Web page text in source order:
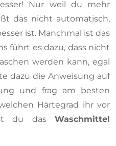
Nur weil du mehr
das nicht automatisch,
ist. Manchmal ist das
führt es dazu, dass nicht
werden kann, egal
dazu die Anweisung auf
und frag am besten
Härtegrad ihr vor
du das Waschmittel